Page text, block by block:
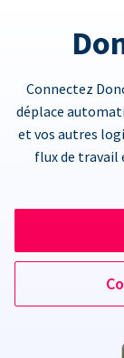
Connectez
déplace
et vos autres
flux de travail